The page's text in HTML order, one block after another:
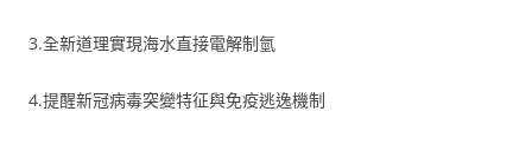
3.全新道理實現海水直接電解制氫
4.提醒新冠病毒突變特征與免疫逃逸機制